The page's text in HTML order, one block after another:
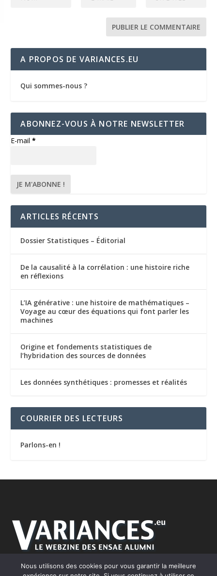
A PROPOS DE VARIANCES.EU
Qui sommes-nous ?
ABONNEZ-VOUS À NOTRE NEWSLETTER
E-mail*
ARTICLES RÉCENTS
Dossier Statistiques – Éditorial
De la causalité à la corrélation : une histoire riche
en réflexions
L’IA générative : une histoire de mathématiques –
Voyage au cœur des équations qui font parler les
machines
Origine et fondements statistiques de
l’hybridation des sources de données
Les données synthétiques : promesses et réalités
COURRIER DES LECTEURS
Parlons-en !
Nous utilisons des cookies pour vous garantir la meilleure